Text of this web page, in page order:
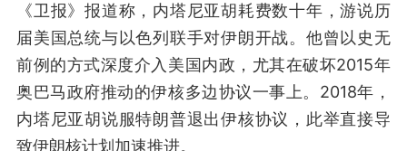
《卫报》报道称，内塔尼亚胡耗费数十年，游说历
届美国总统与以色列联手对伊朗开战。他曾以史无
前例的方式深度介入美国内政，尤其在破坏2015年
奥巴马政府推动的伊核多边协议一事上。2018年，
内塔尼亚胡说服特朗普退出伊核协议，此举直接导
致伊朗核计划加速推进。